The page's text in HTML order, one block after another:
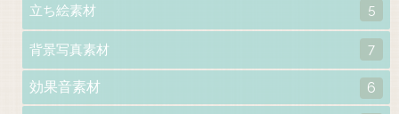
立ち絵素材 5
背景写真素材 7
効果音素材 6